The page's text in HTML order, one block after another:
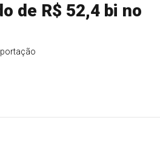
de R$ 52,4 bi no